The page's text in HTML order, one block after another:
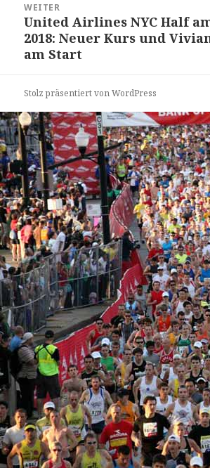
WEITER
Nächster
Beitrag:
United Airlines NYC Half
2018: Neuer Kurs und
am Start
Stolz präsentiert von WordPress